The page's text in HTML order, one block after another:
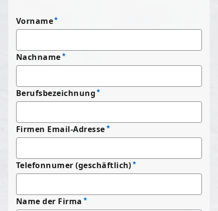
Vorname
Nachname
Berufsbezeichnung
Firmen Email-Adresse
Telefonnumer (geschäftlich)
Name der Firma